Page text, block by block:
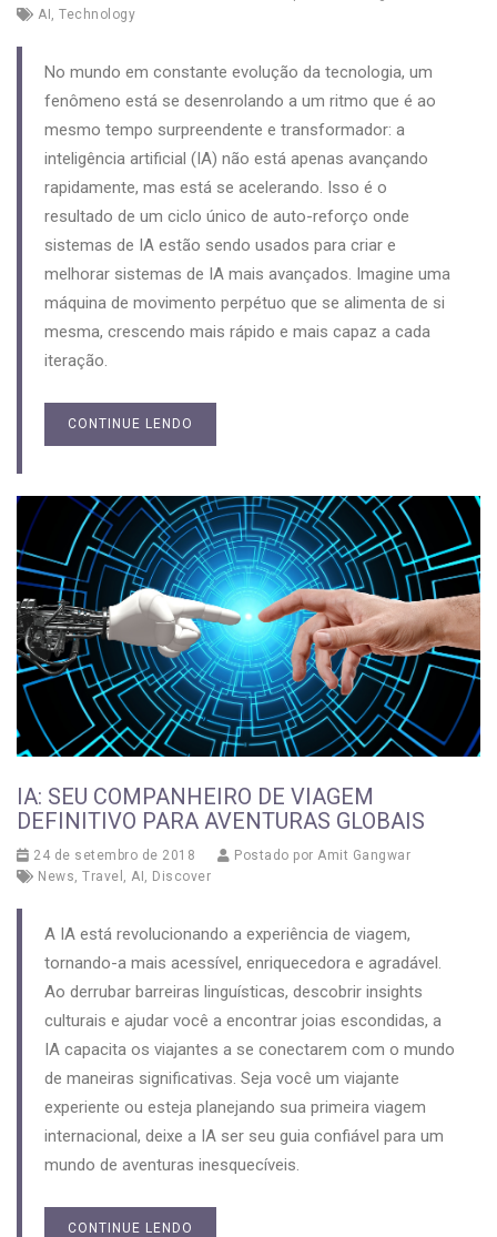
AI , Technology
No mundo em constante evolução da tecnologia, um
fenômeno está se desenrolando a um ritmo que é ao
mesmo tempo surpreendente e transformador: a
inteligência artificial (IA) não está apenas avançando
rapidamente, mas está se acelerando. Isso é o
resultado de um ciclo único de auto-reforço onde
sistemas de IA estão sendo usados para criar e
melhorar sistemas de IA mais avançados. Imagine uma
máquina de movimento perpétuo que se alimenta de si
mesma, crescendo mais rápido e mais capaz a cada
iteração.
CONTINUE LENDO
IA: SEU COMPANHEIRO DE VIAGEM
DEFINITIVO PARA AVENTURAS GLOBAIS
24 de setembro de 2018 Postado por Amit Gangwar
News, Travel , AI , Discover
A IA está revolucionando a experiência de viagem,
tornando-a mais acessível, enriquecedora e agradável.
Ao derrubar barreiras linguísticas, descobrir insights
culturais e ajudar você a encontrar joias escondidas, a
IA capacita os viajantes a se conectarem com o mundo
de maneiras significativas. Seja você um viajante
experiente ou esteja planejando sua primeira viagem
internacional, deixe a IA ser seu guia confiável para um
mundo de aventuras inesquecíveis.
CONTINUE LENDO